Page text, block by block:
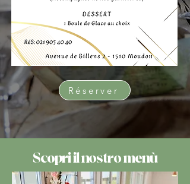
Réserver
Scopri il nostro menù